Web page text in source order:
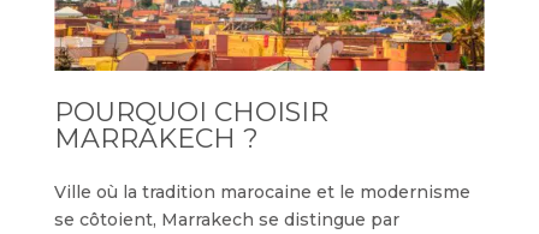
POURQUOI CHOISIR
MARRAKECH ?
Ville où la tradition marocaine et le modernisme
se côtoient, Marrakech se distingue par